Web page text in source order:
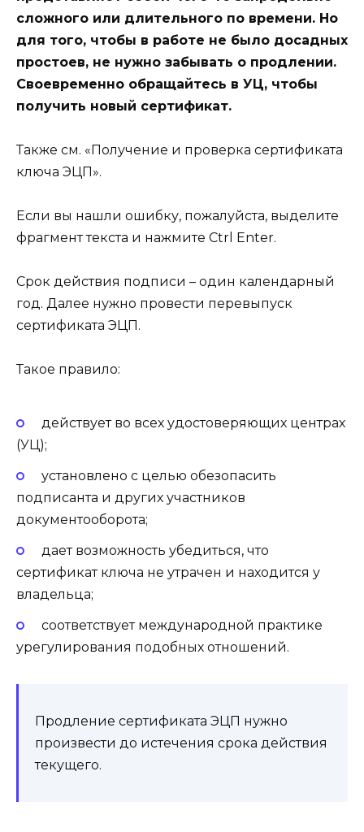
сложного или длительного по времени. Но
для того, чтобы в работе не было досадных
простоев, не нужно забывать о продлении.
Своевременно обращайтесь в УЦ, чтобы
получить новый сертификат.
Также см. «Получение и проверка сертификата
ключа ЭЦП».
Если вы нашли ошибку, пожалуйста, выделите
фрагмент текста и нажмите Ctrl Enter.
Срок действия подписи – один календарный
год. Далее нужно провести перевыпуск
сертификата ЭЦП.
Такое правило:
действует во всех удостоверяющих центрах
(УЦ);
установлено с целью обезопасить
подписанта и других участников
документооборота;
дает возможность убедиться, что
сертификат ключа не утрачен и находится у
владельца;
соответствует международной практике
урегулирования подобных отношений.
Продление сертификата ЭЦП нужно
произвести до истечения срока действия
текущего.